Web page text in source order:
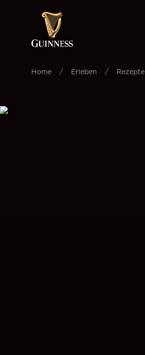
Home / Erleben / Rezepte